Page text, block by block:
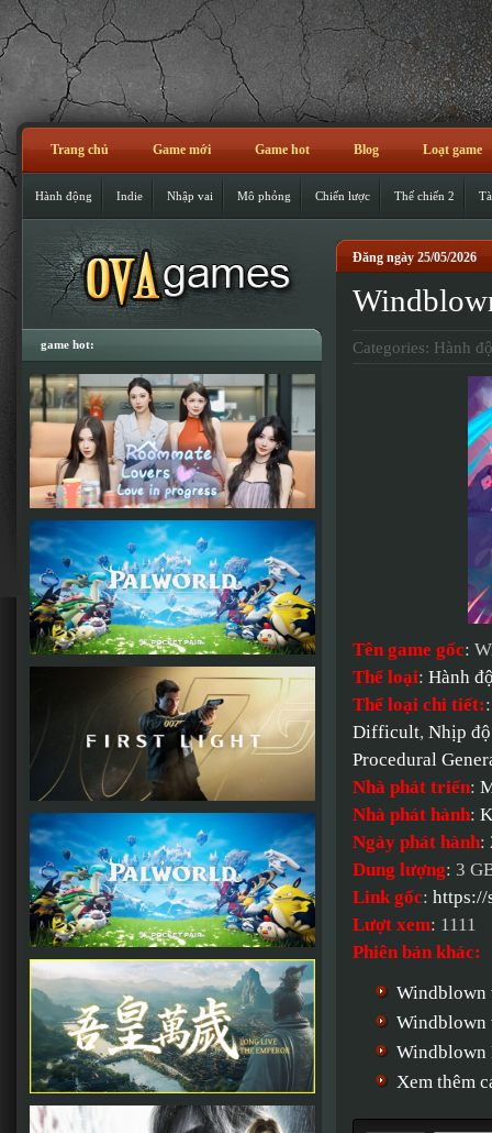
Trang chủ Game mới Game hot Blog Loạt game
Hành động Indie Nhập vai Mô phỏng Chiến lược Thế chiến 2
Đăng ngày 25/05/2026
Categories: Hành
Tên game gốc:
Thể loại: Hành
Thể loại chi tiết:
Difficult, Nhịp
Procedural
Nhà phát triển:
Nhà phát hành:
Ngày phát hành:
Dung lượng: 3
Link gốc: https://
Lượt xem: 1111
Phiên bản khác:
Windblown
Windblown
Windblown
Xem thêm
game hot: